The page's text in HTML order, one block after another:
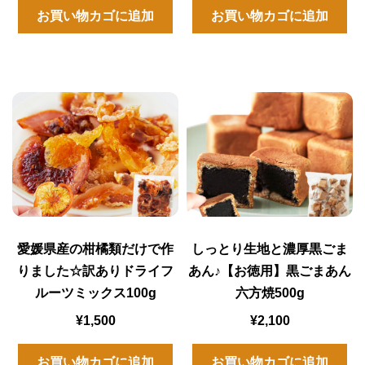
お買い物カゴに追加 お買い物カゴに追加
愛媛県産の柑橘類だけで作
りました☆訳ありドライフ
ルーツミックス100g
¥1,500
しっとり生地と濃厚黒ごま
あん♪【お徳用】黒ごまあん
六方焼500g
¥2,100